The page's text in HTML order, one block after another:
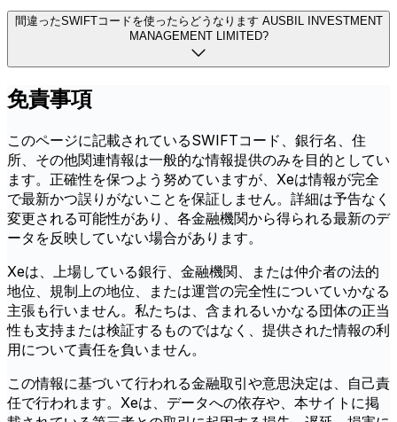
間違ったSWIFTコードを使ったらどうなります AUSBIL INVESTMENT
MANAGEMENT LIMITED?
免責事項
このページに記載されているSWIFTコード、銀行名、住
所、その他関連情報は一般的な情報提供のみを目的としてい
ます。正確性を保つよう努めていますが、Xeは情報が完全
で最新かつ誤りがないことを保証しません。詳細は予告なく
変更される可能性があり、各金融機関から得られる最新のデ
ータを反映していない場合があります。
Xeは、上場している銀行、金融機関、または仲介者の法的
地位、規制上の地位、または運営の完全性についていかなる
主張も行いません。私たちは、含まれるいかなる団体の正当
性も支持または検証するものではなく、提供された情報の利
用について責任を負いません。
この情報に基づいて行われる金融取引や意思決定は、自己責
任で行われます。Xeは、データへの依存や、本サイトに掲